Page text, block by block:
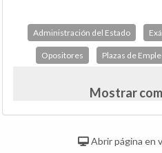
Administración del Estado
Opositores Plazas de
Mostrar
Abrir página en